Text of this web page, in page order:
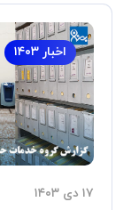
اخبار ۱۴۰۳
۱۷ دی ۱۴۰۳